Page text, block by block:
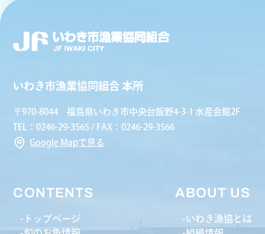
いわき市漁業協同組合 本所
〒970-8044 福島県いわき市中央台飯野4-3-1 水産会館2F
TEL：0246-29-3565 / FAX：0246-29-3566
Google Mapで見る
CONTENTS
トップページ
ABOUT US
いわき漁協とは